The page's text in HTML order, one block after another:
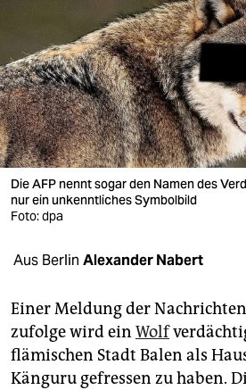
berlin
nord
wahrheit
verlag
verlag
shop
fragen & hilfe
unterstützen
abo
Die AFP nennt sogar den Namen des
nur ein unkenntliches Symbolbild
Foto: dpa
Aus Berlin Alexander Nabert
Einer Meldung der
zufolge wird ein Wolf
flämischen Stadt Balen als
Känguru gefressen zu haben.